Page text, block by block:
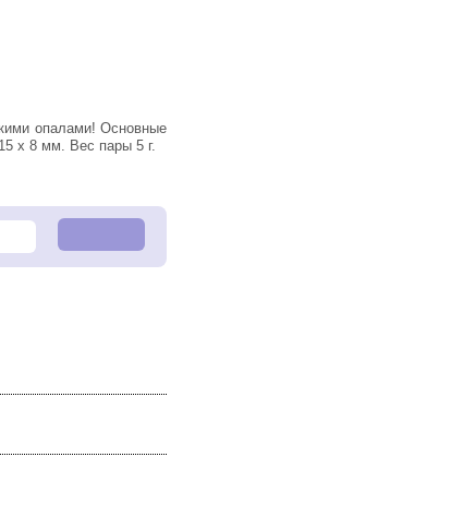
х 8 мм. Вес пары 5 г.